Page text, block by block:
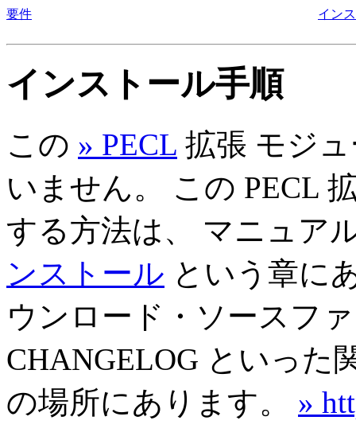
要件 イン
インストール手順
この » PECL 拡張 モジ
いません。 この PECL
する方法は、 マニュア
ンストール という章に
ウンロード・ソースフ
CHANGELOG といった
の場所にあります。 »